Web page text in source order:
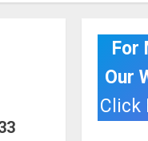
For
Our
Click